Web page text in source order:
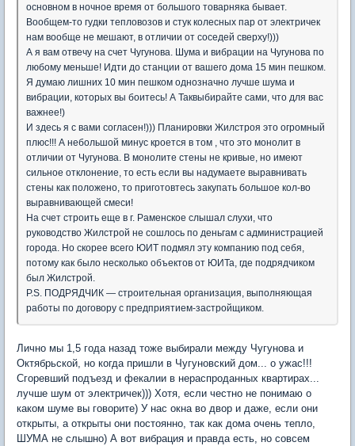
основном в ночное время от большого товарняка бывает.
Вообщем-то гудки тепловозов и стук колесных пар от электричек
нам вообще не мешают, в отличии от соседей сверху!)))
А я вам отвечу на счет Чугунова. Шума и вибрации на Чугунова по
любому меньше! Идти до станции от вашего дома 15 мин пешком.
Я думаю лишних 10 мин пешком однозначно лучше шума и
вибрации, которых вы боитесь! А Таквыбирайте сами, что для вас
важнее!)
И здесь я с вами согласен!))) Планировки Жилстроя это огромный
плюс!!! А небольшой минус кроется в том , что это монолит в
отличии от Чугунова. В монолите стены не кривые, но имеют
сильное отклонение, то есть если вы надумаете выравнивать
стены как положено, то приготовтесь закупать большое кол-во
выравнивающей смеси!
На счет строить еще в г. Раменское слышал слухи, что
руководство Жилстрой не сошлось по деньгам с администрацией
города. Но скорее всего ЮИТ подмял эту компанию под себя,
потому как было несколько объектов от ЮИТа, где подрядчиком
был Жилстрой.
P.S. ПОДРЯДЧИК — строительная организация, выполняющая
работы по договору с предприятием-застройщиком.
Лично мы 1,5 года назад тоже выбирали между Чугунова и
Октябрьской, но когда пришли в Чугуновский дом... о ужас!!!
Сгоревший подъезд и фекалии в нераспроданных квартирах...
лучше шум от электричек))) Хотя, если честно не понимаю о
каком шуме вы говорите) У нас окна во двор и даже, если они
открыты, а открыты они постоянно, так как дома очень тепло,
ШУМА не слышно) А вот вибрация и правда есть, но совсем